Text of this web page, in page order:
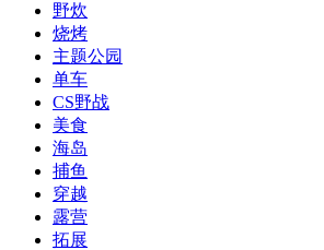
野炊
烧烤
主题公园
单车
CS野战
美食
海岛
捕鱼
穿越
露营
拓展